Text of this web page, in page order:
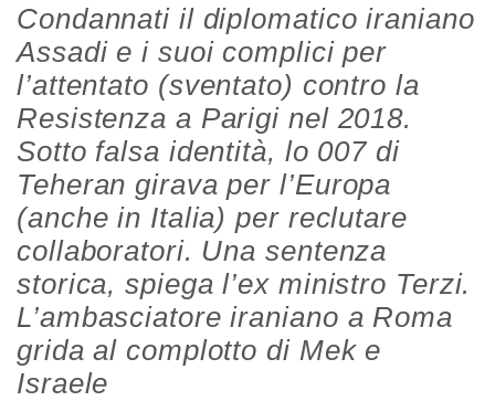
Condannati il diplomatico iraniano
Assadi e i suoi complici per
l’attentato (sventato) contro la
Resistenza a Parigi nel 2018.
Sotto falsa identità, lo 007 di
Teheran girava per l’Europa
(anche in Italia) per reclutare
collaboratori. Una sentenza
storica, spiega l’ex ministro Terzi.
L’ambasciatore iraniano a Roma
grida al complotto di Mek e
Israele